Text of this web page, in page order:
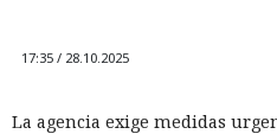
17:35 / 28.10.2025
La agencia exige medidas